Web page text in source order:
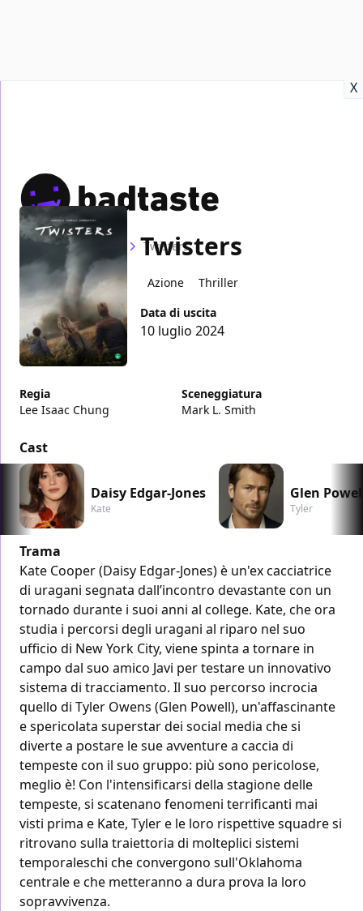
X
Home Twisters
Twisters
Azione
Thriller
Data di uscita
10 luglio 2024
Regia
Lee Isaac Chung
Sceneggiatura
Mark L. Smith
Cast
Daisy Edgar-Jones
Kate
Glen
Tyler
Trama
Kate Cooper (Daisy Edgar-Jones) è un'ex cacciatrice
di uragani segnata dall’incontro devastante con un
tornado durante i suoi anni al college. Kate, che ora
studia i percorsi degli uragani al riparo nel suo
ufficio di New York City, viene spinta a tornare in
campo dal suo amico Javi per testare un innovativo
sistema di tracciamento. Il suo percorso incrocia
quello di Tyler Owens (Glen Powell), un'affascinante
e spericolata superstar dei social media che si
diverte a postare le sue avventure a caccia di
tempeste con il suo gruppo: più sono pericolose,
meglio è! Con l'intensificarsi della stagione delle
tempeste, si scatenano fenomeni terrificanti mai
visti prima e Kate, Tyler e le loro rispettive squadre si
ritrovano sulla traiettoria di molteplici sistemi
temporaleschi che convergono sull'Oklahoma
centrale e che metteranno a dura prova la loro
sopravvivenza.